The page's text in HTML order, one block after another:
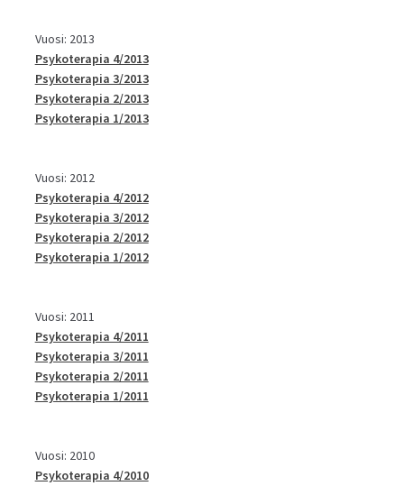
Vuosi: 2013
Psykoterapia 4/2013
Psykoterapia 3/2013
Psykoterapia 2/2013
Psykoterapia 1/2013
Vuosi: 2012
Psykoterapia 4/2012
Psykoterapia 3/2012
Psykoterapia 2/2012
Psykoterapia 1/2012
Vuosi: 2011
Psykoterapia 4/2011
Psykoterapia 3/2011
Psykoterapia 2/2011
Psykoterapia 1/2011
Vuosi: 2010
Psykoterapia 4/2010